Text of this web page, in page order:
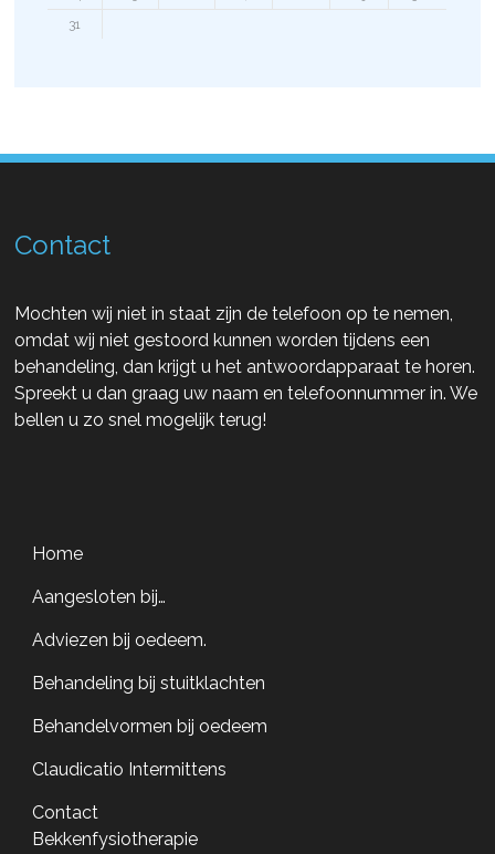
31
Contact
Mochten wij niet in staat zijn de telefoon op te nemen,
omdat wij niet gestoord kunnen worden tijdens een
behandeling, dan krijgt u het antwoordapparaat te horen.
Spreekt u dan graag uw naam en telefoonnummer in. We
bellen u zo snel mogelijk terug!
Home
Aangesloten bij…
Adviezen bij oedeem.
Behandeling bij stuitklachten
Behandelvormen bij oedeem
Claudicatio Intermittens
Contact
Bekkenfysiotherapie